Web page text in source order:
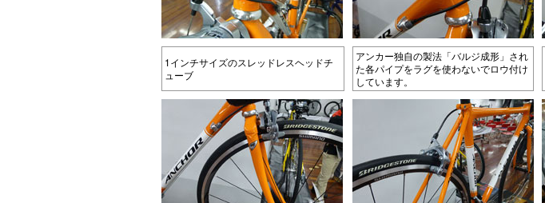
1インチサイズのスレッドレスヘッドチ
ューブ
アンカー独自の製法「バルジ成形」され
た各パイプをラグを使わないでロウ付け
しています。